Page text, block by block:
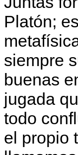
Platón;
siempre
buenas
jugada
todo
el propio